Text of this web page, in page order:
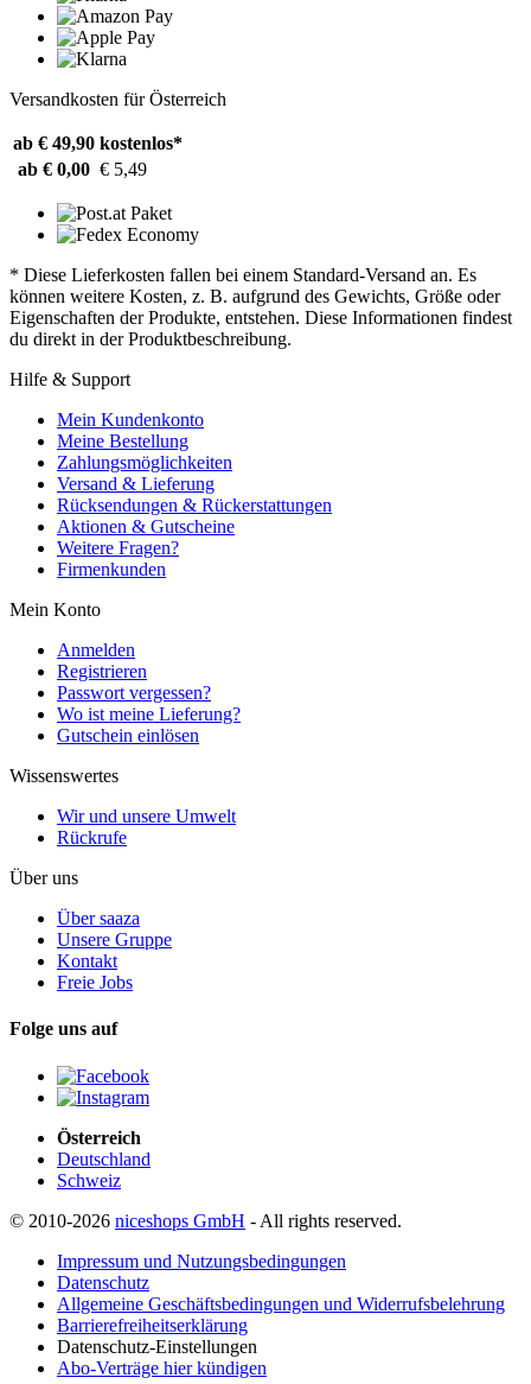
Versandkosten für Österreich
ab € 49,90 kostenlos*
ab € 0,00 € 5,49
* Diese Lieferkosten fallen bei einem Standard-Versand an. Es
können weitere Kosten, z. B. aufgrund des Gewichts, Größe oder
Eigenschaften der Produkte, entstehen. Diese Informationen findest
du direkt in der Produktbeschreibung.
Hilfe & Support
Mein Kundenkonto
Meine Bestellung
Zahlungsmöglichkeiten
Versand & Lieferung
Rücksendungen & Rückerstattungen
Aktionen & Gutscheine
Weitere Fragen?
Firmenkunden
Mein Konto
Anmelden
Registrieren
Passwort vergessen?
Wo ist meine Lieferung?
Gutschein einlösen
Wissenswertes
Wir und unsere Umwelt
Rückrufe
Über uns
Über saaza
Unsere Gruppe
Kontakt
Freie Jobs
Folge uns auf
Österreich
Deutschland
Schweiz
© 2010-2026 niceshops GmbH - All rights reserved.
Impressum und Nutzungsbedingungen
Datenschutz
Allgemeine Geschäftsbedingungen und Widerrufsbelehrung
Barrierefreiheitserklärung
Datenschutz-Einstellungen
Abo-Verträge hier kündigen